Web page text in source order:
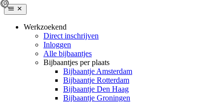
Werkzoekend
Direct inschrijven
Inloggen
Alle bijbaantjes
Bijbaantjes per plaats
Bijbaantje Amsterdam
Bijbaantje Rotterdam
Bijbaantje Den Haag
Bijbaantje Groningen